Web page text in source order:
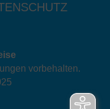
vorbehalten.